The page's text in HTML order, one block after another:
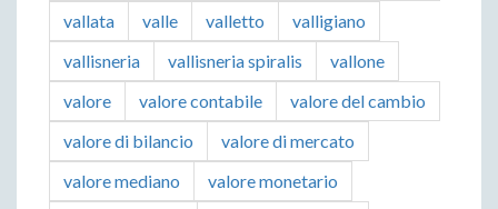
vallata
valle valletto
valligiano
vallisneria
vallisneria spiralis
vallone
valore
valore contabile
valore del cambio
valore di bilancio
valore di mercato
valore mediano
valore monetario